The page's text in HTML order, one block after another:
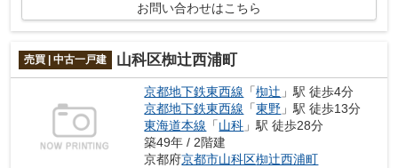
お問い合わせはこちら
売買 | 中古一戸建 山科区椥辻西浦町
京都地下鉄東西線 「椥辻 」駅 徒歩4分
京都地下鉄東西線 「東野 」駅 徒歩13分
東海道本線 「山科 」駅 徒歩28分
築49年 / 2階建
京都府京都市山科区椥辻西浦町